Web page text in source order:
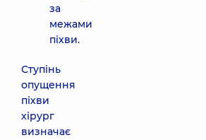
за
межами
піхви.
Ступінь
опущення
піхви
хірург
визначає